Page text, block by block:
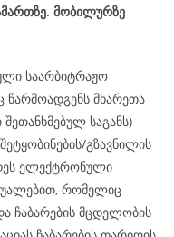
მობილურზე
საარბიტრაჟო
წარმოადგენს მხარეთა
საგანს)
გზავნილის
ელექტრონული
რომელიც
ჩაბარების მცდელობის